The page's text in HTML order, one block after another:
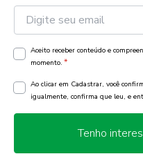
Aceito receber conteúdo e
momento. *
Ao clicar em Cadastrar, você
igualmente, confirma que leu, e
Tenho